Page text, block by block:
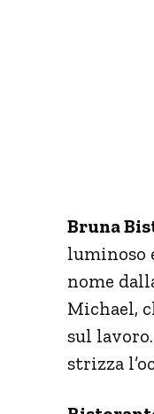
Bruna
luminoso
nome
Michael,
sul
strizza